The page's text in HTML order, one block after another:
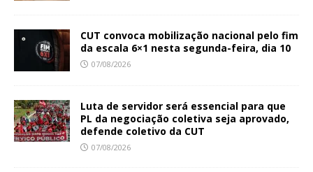
CUT convoca mobilização nacional pelo fim
da escala 6×1 nesta segunda-feira, dia 10
07/08/2026
Luta de servidor será essencial para que
PL da negociação coletiva seja aprovado,
defende coletivo da CUT
07/08/2026